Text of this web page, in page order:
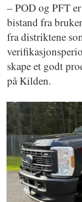
– POD og PFT
bistand fra
fra distriktene
skape et godt
på Kilden.